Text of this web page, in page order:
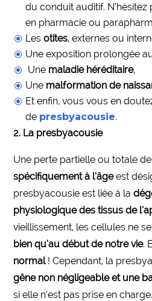
du conduit auditif.
en pharmacie ou
Lesotites, externes ou
Une exposition prolongée
Une maladie héréditaire,
Une malformation de
Et enfin, vous vous en
de presbyacousie.
2. La presbyacousie
Une perte partielle ou totale de
spécifiquement à l’âgeest
presbyacousie est liée à la
physiologique des tissus de
vieillissement, les cellules ne
bien qu’au début de notre vie.
normal ! Cependant, la
gêne non négligeable et une
si elle n’est pas prise en